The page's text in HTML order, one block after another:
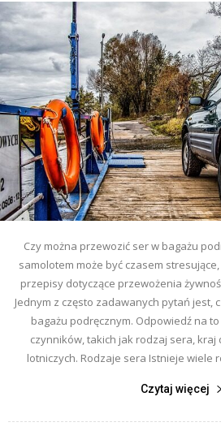
Czy można przewozić ser w bagażu
samolotem może być czasem
przepisy dotyczące przewożenia
Jednym z często zadawanych pytań jest,
bagażu podręcznym. Odpowiedź na
czynników, takich jak rodzaj sera, kraj
lotniczych. Rodzaje sera Istnieje wiele
Czytaj więcej